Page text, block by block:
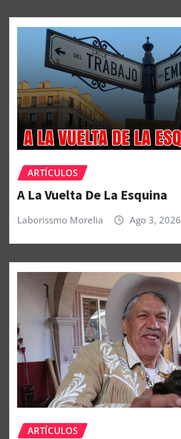
ARTÍCULOS
A La Vuelta De La Esquina
Laborissmo Morelia Ago 3, 2026
ARTÍCULOS